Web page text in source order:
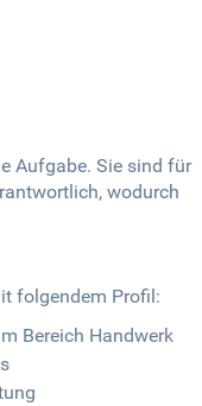
Aufgabe. Sie sind für
wodurch
folgendem Profil:
Bereich Handwerk